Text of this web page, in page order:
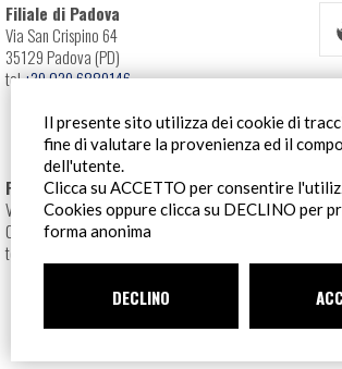
Il presente sito utilizza dei cookie di
fine di valutare la provenienza ed il
dell'utente.
Clicca su ACCETTO per consentire
Cookies oppure clicca su DECLINO per
forma anonima
DECLINO
Filiale di Padova
Via San Crispino 64
35129 Padova (PD)
tel+39 039 6889146
Filiale Roma
Via Pontina 583
00128 Roma (RM)
tel